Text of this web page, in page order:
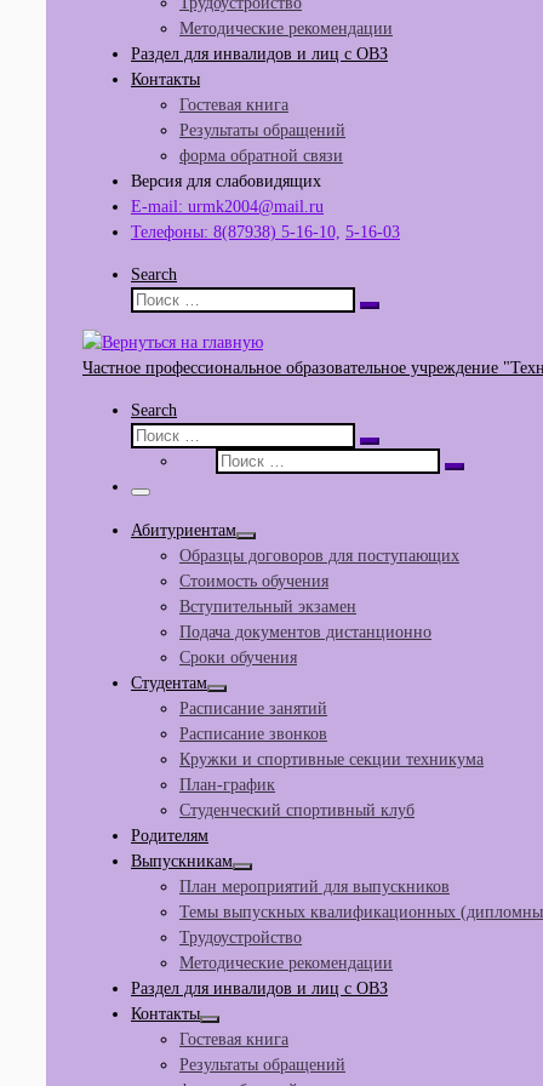
Методические рекомендации
Раздел для инвалидов и лиц с ОВЗ
Контакты
Гостевая книга
Результаты обращений
форма обратной связи
Версия для слабовидящих
E-mail: urmk2004@mail.ru
Телефоны: 8(87938) 5-16-10, 5-16-03
Search
Поиск
Поиск
Частное профессиональное образовательное учреждение
Search
Поиск
Поиск
…
Поиск
Поиск
Меню
Абитуриентам
Образцы договоров для поступающих
Стоимость обучения
Вступительный экзамен
Подача документов дистанционно
Сроки обучения
Студентам
Расписание занятий
Расписание звонков
Кружки и спортивные секции техникума
План-график
Студенческий спортивный клуб
Родителям
Выпускникам
План мероприятий для выпускников
Темы выпускных квалификационных
Трудоустройство
Методические рекомендации
Раздел для инвалидов и лиц с ОВЗ
Контакты
Гостевая книга
Результаты обращений